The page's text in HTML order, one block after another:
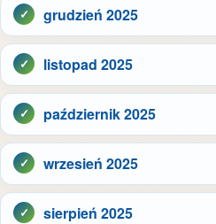
grudzień 2025
listopad 2025
październik 2025
wrzesień 2025
sierpień 2025